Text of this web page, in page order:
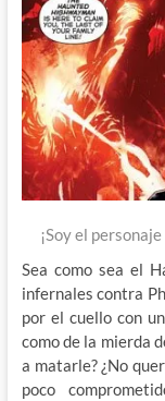
¡Soy el
Sea como sea el
infernales contra
por el cuello con
como de la mierda
a matarle? ¿No
poco